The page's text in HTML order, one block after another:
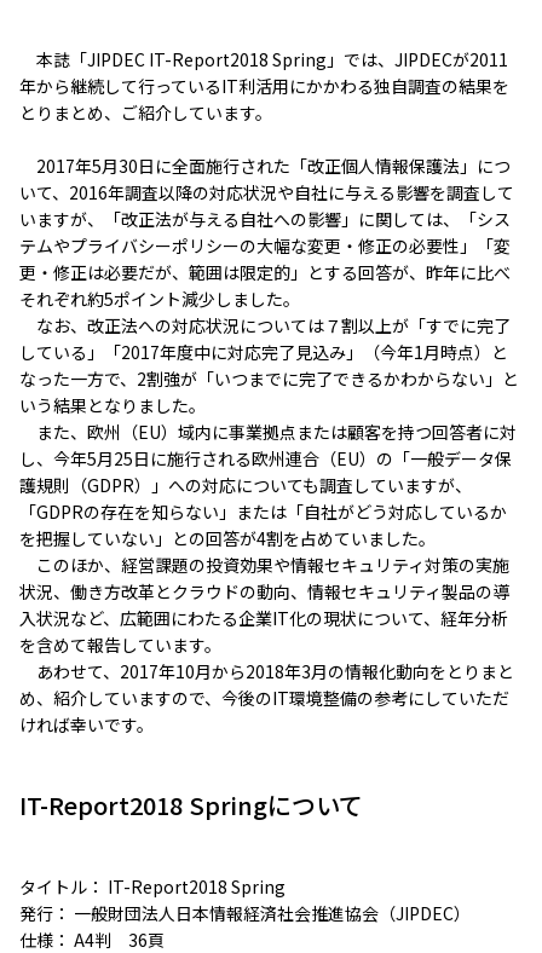
本誌「JIPDEC IT-Report2018 Spring」では、JIPDECが2011
年から継続して行っているIT利活用にかかわる独自調査の結果を
とりまとめ、ご紹介しています。
2017年5月30日に全面施行された「改正個人情報保護法」につ
いて、2016年調査以降の対応状況や自社に与える影響を調査して
いますが、「改正法が与える自社への影響」に関しては、「シス
テムやプライバシーポリシーの大幅な変更・修正の必要性」「変
更・修正は必要だが、範囲は限定的」とする回答が、昨年に比べ
それぞれ約5ポイント減少しました。
なお、改正法への対応状況については７割以上が「すでに完了
している」「2017年度中に対応完了見込み」（今年1月時点）と
なった一方で、2割強が「いつまでに完了できるかわからない」と
いう結果となりました。
また、欧州（EU）域内に事業拠点または顧客を持つ回答者に対
し、今年5月25日に施行される欧州連合（EU）の「一般データ保
護規則（GDPR）」への対応についても調査していますが、
「GDPRの存在を知らない」または「自社がどう対応しているか
を把握していない」との回答が4割を占めていました。
このほか、経営課題の投資効果や情報セキュリティ対策の実施
状況、働き方改革とクラウドの動向、情報セキュリティ製品の導
入状況など、広範囲にわたる企業IT化の現状について、経年分析
を含めて報告しています。
あわせて、2017年10月から2018年3月の情報化動向をとりまと
め、紹介していますので、今後のIT環境整備の参考にしていただ
ければ幸いです。
IT-Report2018 Springについて
タイトル： IT-Report2018 Spring
発行： 一般財団法人日本情報経済社会推進協会（JIPDEC）
仕様： A4判 36頁